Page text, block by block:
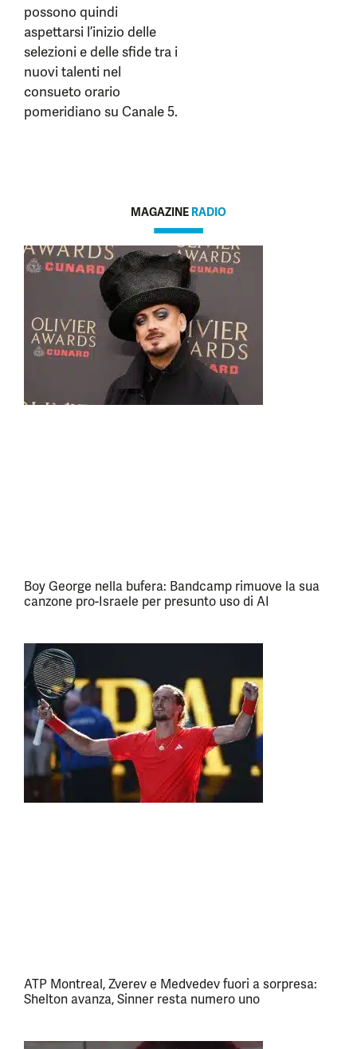
possono quindi
aspettarsi l’inizio delle
selezioni e delle sfide tra i
nuovi talenti nel
consueto orario
pomeridiano su Canale 5.
MAGAZINE RADIO
Boy George nella bufera: Bandcamp rimuove la sua
canzone pro-Israele per presunto uso di AI
ATP Montreal, Zverev e Medvedev fuori a sorpresa:
Shelton avanza, Sinner resta numero uno